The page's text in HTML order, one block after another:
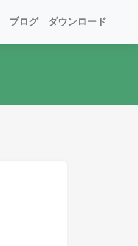
ブログ ダウンロード